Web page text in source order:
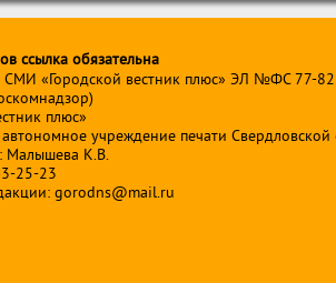
ссылка обязательна
СМИ «Городской вестник плюс» ЭЛ №ФС 77-
плюс»
учреждение печати
Малышева К.В.
25-23
gorodns@mail.ru